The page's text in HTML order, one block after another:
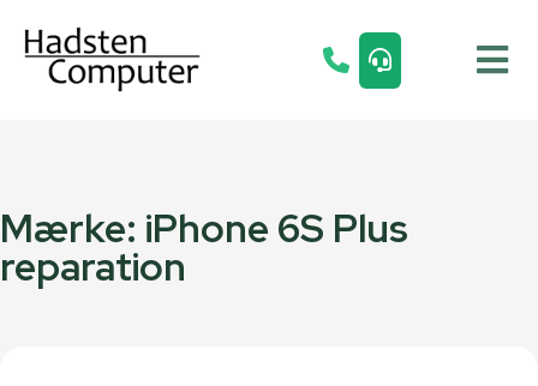
Mærke: iPhone 6S Plus
reparation